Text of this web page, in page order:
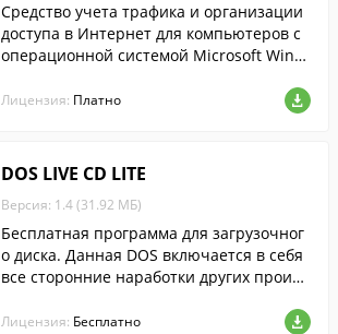
Средство учета трафика и организации
доступа в Интернет для компьютеров с
операционной системой Microsoft Wind
Лицензия: Платно
DOS LIVE CD LITE
Версия: 1.4 (31.92 МБ)
Бесплатная программа для загрузочног
о диска. Данная DOS включается в себя
все сторонние наработки других произв
Лицензия: Бесплатно